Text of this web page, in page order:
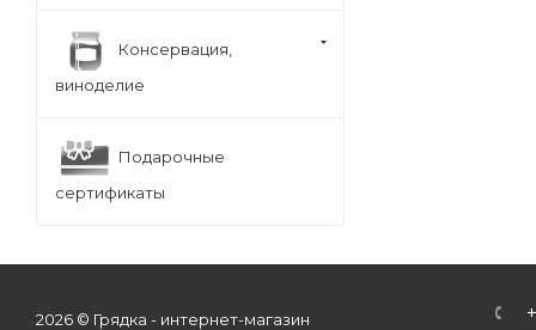
Консервация,
виноделие
Подарочные
сертификаты
2026 © Грядка - интернет-магазин